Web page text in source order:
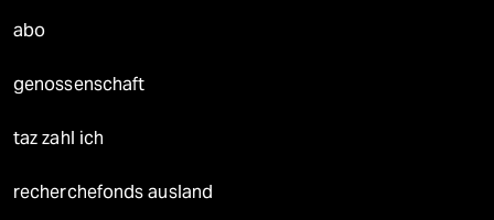
abo
genossenschaft
taz zahl ich
recherchefonds ausland